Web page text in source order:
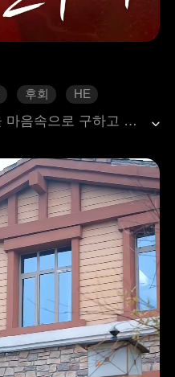
후회
HE
여주인공은 사랑하는 사람을 마음속으로 구하고 싶은 절박한 마음에서 영웅과 합의에 의해 결혼합니다.결혼은 7년간 지속되며, 그 기간 동안 주인공은 항상 공식적인 부부 관계를 유지하지만 여주인공은 종종 결혼 계약서를 주인공을 견제하는 수단으로 사용합니다.시간이 지남에 따라 주인공은 점차 흔들리고 여주인공에 대한 감정이 발전하지만 첫사랑에 대한 죄책감 때문에 새로운 사랑에 직면하기를 꺼려합니다.